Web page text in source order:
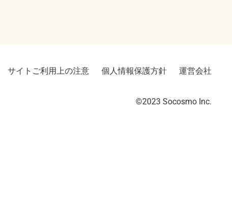
サイトご利用上の注意 個人情報保護方針 運営会社
©2023︎ Socosmo Inc.